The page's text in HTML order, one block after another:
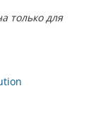
только для